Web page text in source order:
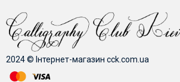
2024 © Інтернет-магазин cck.com.ua